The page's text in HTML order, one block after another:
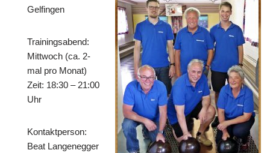
Gelfingen
Trainingsabend:
Mittwoch (ca. 2-
mal pro Monat)
Zeit: 18:30 – 21:00
Uhr
Kontaktperson:
Beat Langenegger